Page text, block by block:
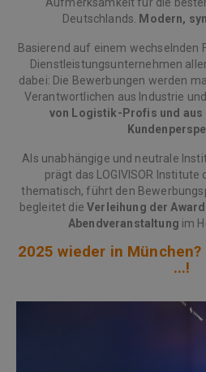
Deutschlands.
Modern,
Basierend auf einem wechselnden
Dienstleistungsunternehmen
dabei: Die Bewerbungen werden
Verantwortlichen aus Industrie
von Logistik-Profis und aus
Als unabhängige und neutrale
prägt das LOGIVISOR Institute
thematisch, führt den
begleitet dieVerleihung der
Abendveranstaltung im
2025 wieder in
...!